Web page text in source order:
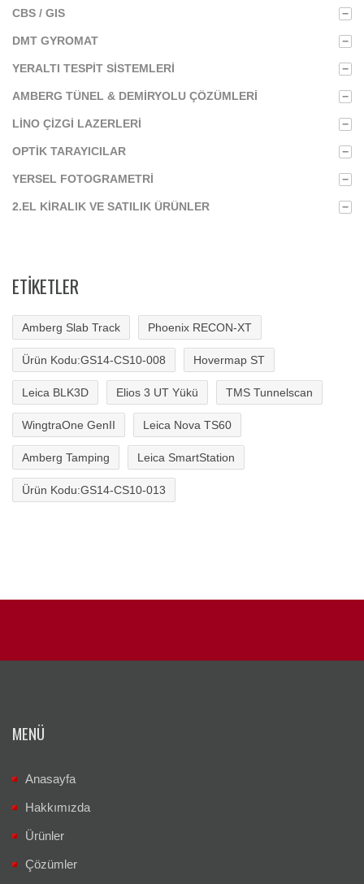
CBS / GIS −
DMT GYROMAT −
YERALTI TESPIT SISTEMLERI −
AMBERG TÜNEL & DEMIRYOLU ÇÖZÜMLERI −
LINO ÇIZGI LAZERLERI −
OPTIK TARAYICILAR −
YERSEL FOTOGRAMETRI −
2.EL KIRALIK VE SATILIK ÜRÜNLER −
ETIKETLER
Amberg Slab Track Phoenix RECON-XT
Ürün Kodu:GS14-CS10-008 Hovermap ST
Leica BLK3D Elios 3 UT Yükü TMS Tunnelscan
WingtraOne GenII Leica Nova TS60
Amberg Tamping Leica SmartStation
Ürün Kodu:GS14-CS10-013
MENÜ
Anasayfa
Hakkımızda
Ürünler
Çözümler